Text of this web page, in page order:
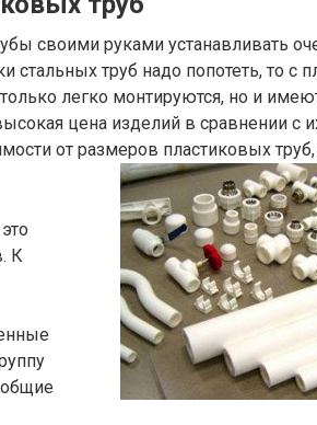
своими руками устанавливать
стальных труб надо попотеть, то с
легко монтируются, но и
цена изделий в сравнении с
от размеров пластиковых
К